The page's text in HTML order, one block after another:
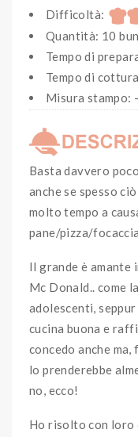
Difficoltà:
Quantità: 10
Tempo di
Tempo di
Misura stampo:
Basta davvero
anche se spesso
molto tempo a
pane/pizza/
Il grande è amante
Mc Donald.. come
adolescenti, seppur
cucina buona e
concedo anche
lo prenderebbe
no, ecco!
Ho risolto con loro